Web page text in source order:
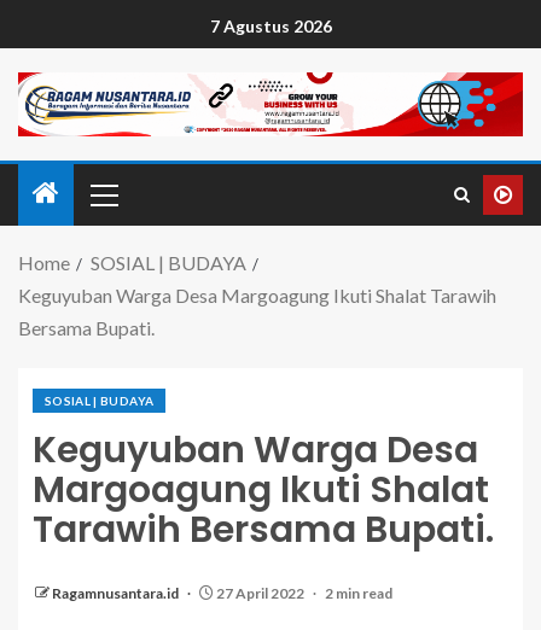
7 Agustus 2026
Home
SOSIAL | BUDAYA
Keguyuban Warga Desa Margoagung Ikuti Shalat Tarawih
Bersama Bupati.
SOSIAL | BUDAYA
Keguyuban Warga Desa
Margoagung Ikuti Shalat
Tarawih Bersama Bupati.
Ragamnusantara.id 27 April 2022 2 min read